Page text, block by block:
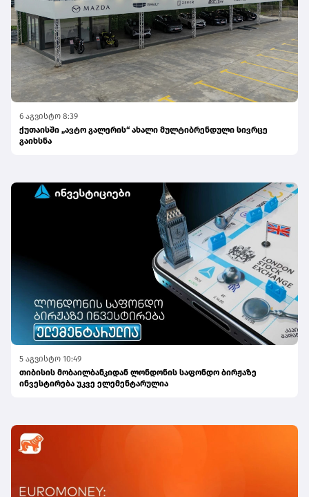
6 აგვისტო 8:39
ქუთაისში „ავტო გალერის“ ახალი მულტიბრენდული სივრცე
გაიხსნა
5 აგვისტო 10:49
თიბისის მობაილბანკიდან ლონდონის საფონდო ბირჟაზე
ინვესტირება უკვე ელემენტარულია